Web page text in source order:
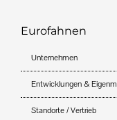
Eurofahnen
Unternehmen
Entwicklungen &
Standorte / Vertrieb